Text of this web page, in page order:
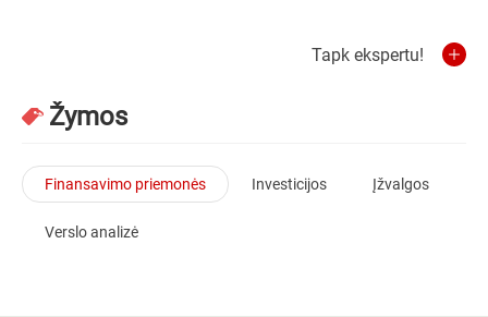
Tapk ekspertu!
Žymos
Finansavimo priemonės Investicijos Įžvalgos
Verslo analizė